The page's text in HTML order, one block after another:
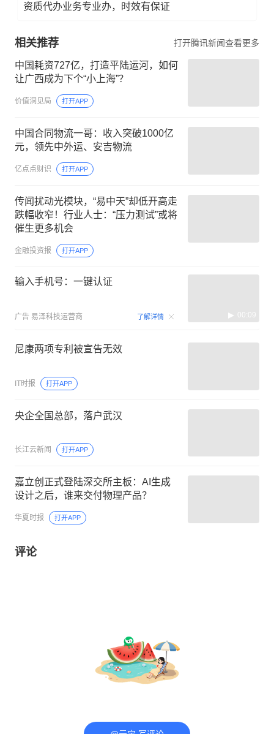
资质代办业务专业办，时效有保证
相关推荐 打开腾讯新闻查看更多
中国耗资727亿，打造平陆运河，如何
让广西成为下个“小上海”？
价值洞见局 打开APP
中国合同物流一哥：收入突破1000亿
元，领先中外运、安吉物流
亿点点财识 打开APP
传闻扰动光模块，“易中天”却低开高走
跌幅收窄！行业人士：“压力测试”或将
催生更多机会
金融投资报 打开APP
输入手机号：一键认证
广告 易泽科技运营商 了解详情 00:09
尼康两项专利被宣告无效
IT时报 打开APP
央企全国总部，落户武汉
长江云新闻 打开APP
嘉立创正式登陆深交所主板：AI生成
设计之后，谁来交付物理产品？
华夏时报 打开APP
评论